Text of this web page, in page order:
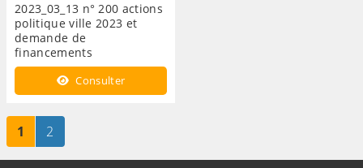
2023_03_13 n° 200 actions
politique ville 2023 et
demande de
financements
Consulter
Page
1 sur 2Page
2